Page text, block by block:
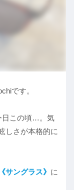
です。
日この頃…。気
しさが本格的に
《サングラス》 に